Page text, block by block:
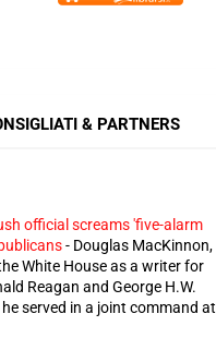
& PARTNERS
official screams 'five-alarm
- Douglas MacKinnon,
White House as a writer for
Reagan and George H.W.
served in a joint command at